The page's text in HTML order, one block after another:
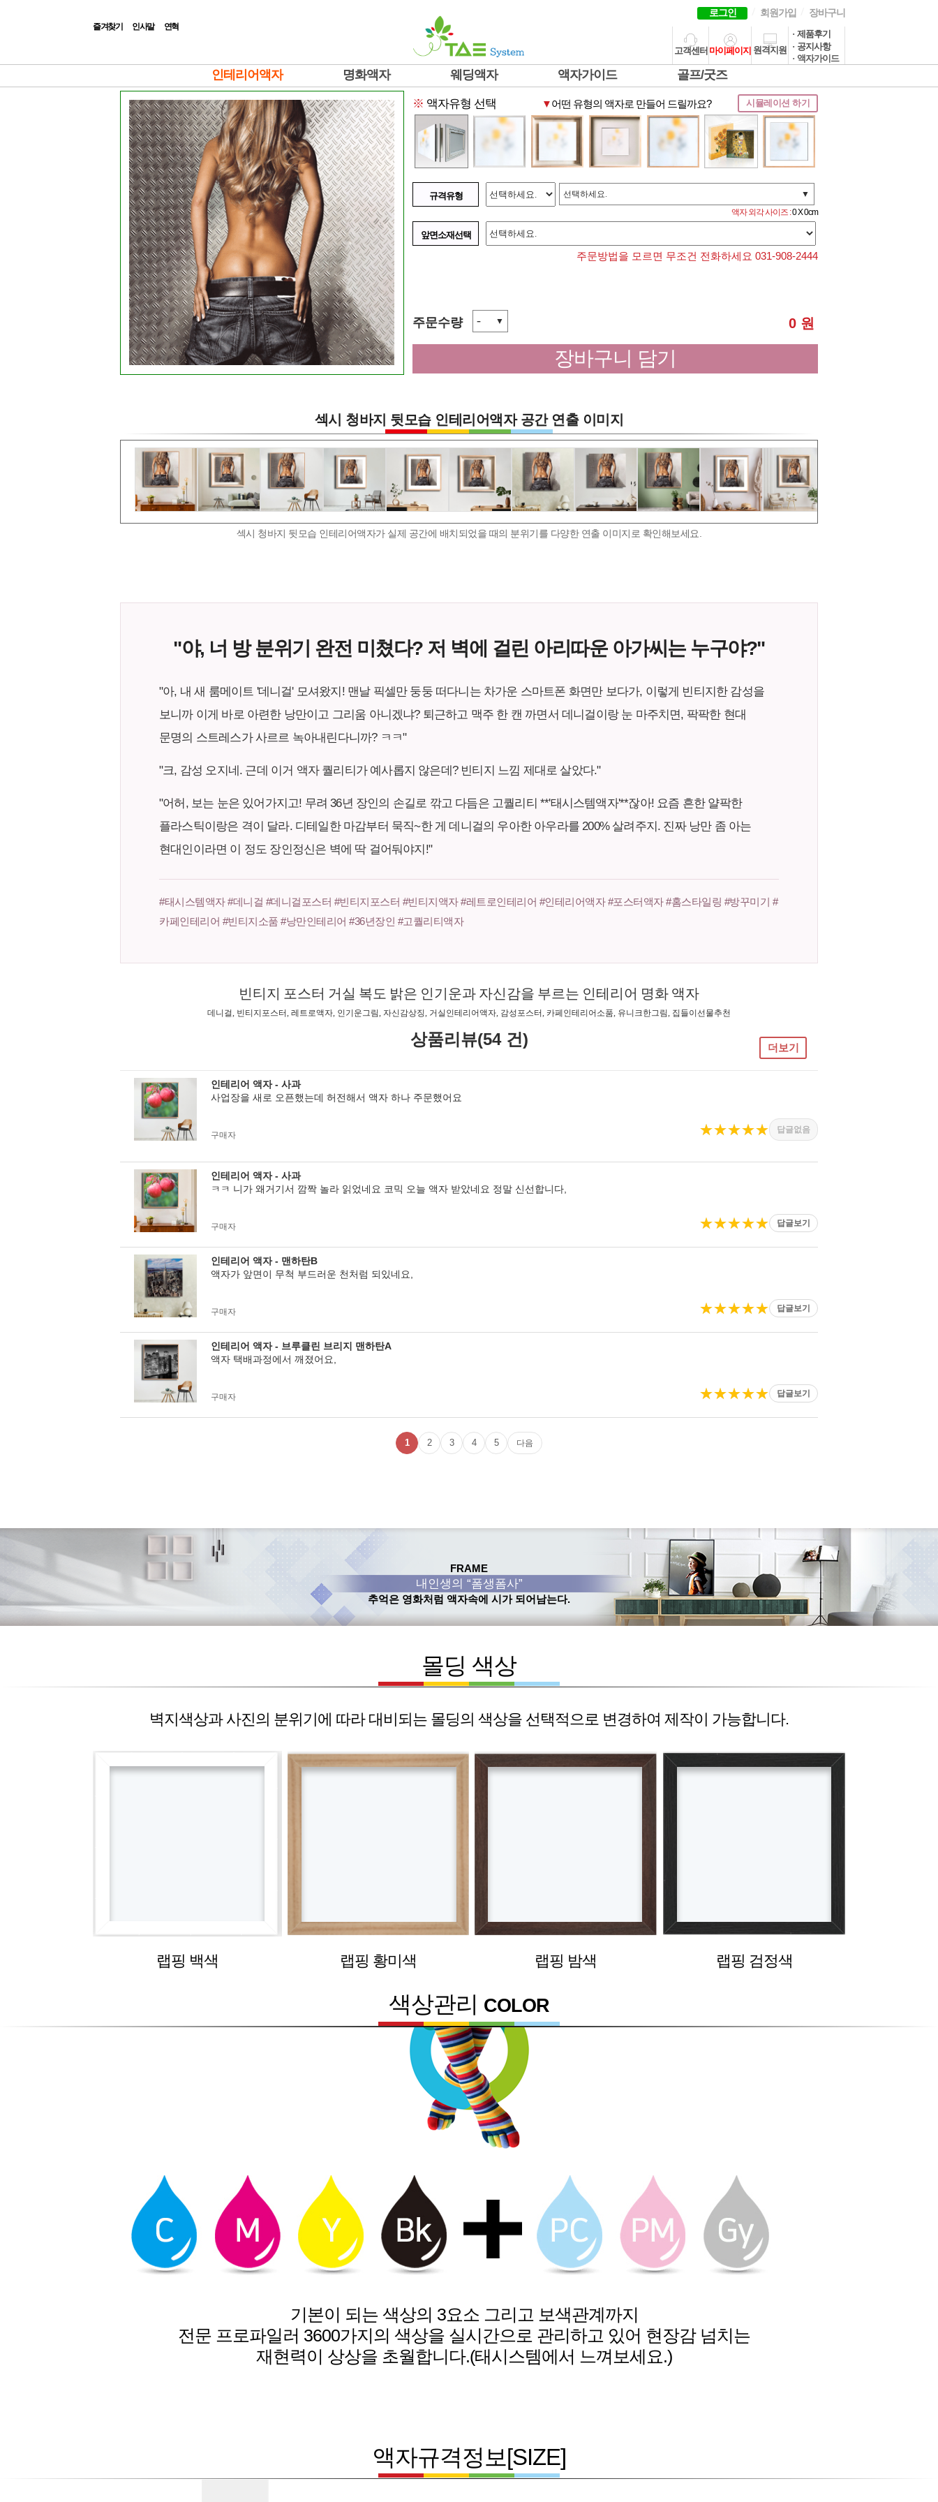
즐겨찾기 인사말 연혁
로그인 회원가입 장바구니
고객센터 마이페이지 원격지원
· 제품후기
· 공지사항
· 액자가이드
인테리어액자 명화액자 웨딩액자 액자가이드 골프/굿즈
※ 액자유형 선택 ▼어떤 유형의 액자로 만들어 드릴까요? 시뮬레이션 하기
규격유형 선택하세요.
▼
액자 외각 사이즈 :0 X 0cm
앞면소재선택
주문방법을 모르면 무조건 전화하세요 031-908-2444
주문수량 - ▼ 0 원
장바구니 담기
섹시 청바지 뒷모습 인테리어액자 공간 연출 이미지
섹시 청바지 뒷모습 인테리어액자가 실제 공간에 배치되었을 때의 분위기를 다양한 연출 이미지로 확인해보세요.
"야, 너 방 분위기 완전 미쳤다? 저 벽에 걸린 아리따운 아가씨는 누구야?"
"아, 내 새 룸메이트 '데니걸' 모셔왔지! 맨날 픽셀만 둥둥 떠다니는 차가운 스마트폰 화면만 보다가, 이렇게 빈티지한 감성을
보니까 이게 바로 아련한 낭만이고 그리움 아니겠냐? 퇴근하고 맥주 한 캔 까면서 데니걸이랑 눈 마주치면, 팍팍한 현대
문명의 스트레스가 사르르 녹아내린다니까? ㅋㅋ"
"크, 감성 오지네. 근데 이거 액자 퀄리티가 예사롭지 않은데? 빈티지 느낌 제대로 살았다."
"어허, 보는 눈은 있어가지고! 무려 36년 장인의 손길로 깎고 다듬은 고퀄리티 **'태시스템액자'**잖아! 요즘 흔한 얄팍한
플라스틱이랑은 격이 달라. 디테일한 마감부터 묵직~한 게 데니걸의 우아한 아우라를 200% 살려주지. 진짜 낭만 좀 아는
현대인이라면 이 정도 장인정신은 벽에 딱 걸어둬야지!"
#태시스템액자 #데니걸 #데니걸포스터 #빈티지포스터 #빈티지액자 #레트로인테리어 #인테리어액자 #포스터액자 #홈스타일링 #방꾸미기 #
카페인테리어 #빈티지소품 #낭만인테리어 #36년장인 #고퀄리티액자
빈티지 포스터 거실 복도 밝은 인기운과 자신감을 부르는 인테리어 명화 액자
데니걸, 빈티지포스터, 레트로액자, 인기운그림, 자신감상징, 거실인테리어액자, 감성포스터, 카페인테리어소품, 유니크한그림, 집들이선물추천
상품리뷰(54 건) 더보기
인테리어 액자 - 사과
사업장을 새로 오픈했는데 허전해서 액자 하나 주문했어요
구매자 ★★★★★ 답글없음
인테리어 액자 - 사과
ㅋㅋ 니가 왜거기서 깜짝 놀라 읽었네요 코믹 오늘 액자 받았네요 정말 신선합니다,
구매자 ★★★★★ 답글보기
인테리어 액자 - 맨하탄B
액자가 앞면이 무척 부드러운 천처럼 되있네요,
구매자 ★★★★★ 답글보기
인테리어 액자 - 브루클린 브리지 맨하탄A
액자 택배과정에서 깨졌어요,
구매자 ★★★★★ 답글보기
1 2 3 4 5 다음
FRAME
내인생의 “폼생폼사”
추억은 영화처럼 액자속에 시가 되어남는다.
몰딩 색상
벽지색상과 사진의 분위기에 따라 대비되는 몰딩의 색상을 선택적으로 변경하여 제작이 가능합니다.
랩핑 백색 랩핑 황미색 랩핑 밤색 랩핑 검정색
색상관리 COLOR
기본이 되는 색상의 3요소 그리고 보색관계까지
전문 프로파일러 3600가지의 색상을 실시간으로 관리하고 있어 현장감 넘치는
재현력이 상상을 초월합니다.(태시스템에서 느껴보세요.)
액자규격정보[SIZE]